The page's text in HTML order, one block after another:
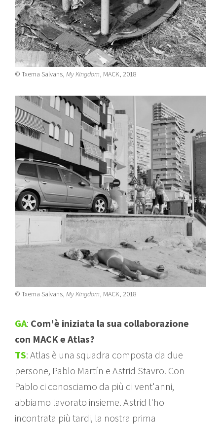
© Txema Salvans, My Kingdom, MACK, 2018
© Txema Salvans, My Kingdom, MACK, 2018
GA: Com'è iniziata la sua collaborazione
con MACK e Atlas?
TS: Atlas è una squadra composta da due
persone, Pablo Martín e Astrid Stavro. Con
Pablo ci conosciamo da più di vent'anni,
abbiamo lavorato insieme. Astrid l'ho
incontrata più tardi, la nostra prima